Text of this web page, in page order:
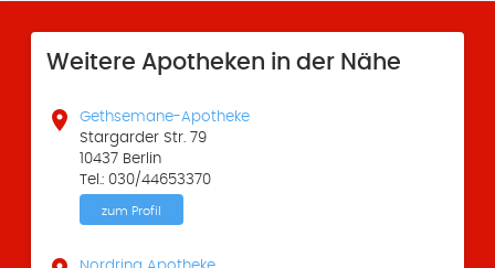
Weitere Apotheken in der Nähe

Gethsemane-Apotheke
Stargarder Str. 79
10437 Berlin
Tel.: 030/44653370
zum Profil